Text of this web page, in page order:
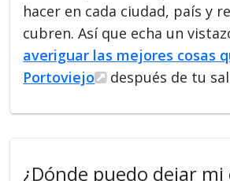
hacer en cada ciudad, país y
cubren. Así que echa un
averiguar las mejores cosas
Portoviejo
después de tu
¿Dónde puedo dejar mi